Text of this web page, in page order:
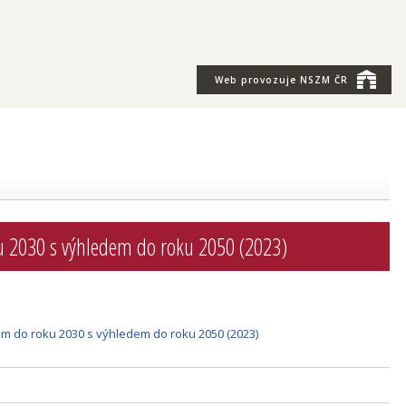
Web provozuje NSZM ČR
s výhledem do roku 2050 (2023)
do roku 2030 s výhledem do roku 2050 (2023)